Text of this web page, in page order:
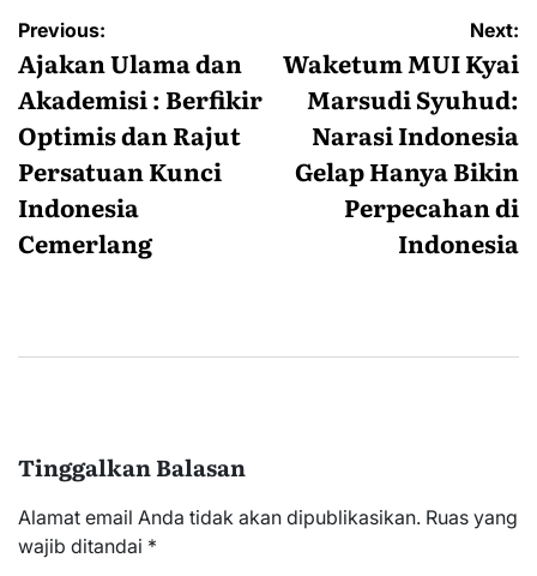
Navigasi
pos
Previous:
Ajakan Ulama dan
Akademisi : Berfikir
Optimis dan Rajut
Persatuan Kunci
Indonesia
Cemerlang
Next:
Waketum MUI Kyai
Marsudi Syuhud:
Narasi Indonesia
Gelap Hanya Bikin
Perpecahan di
Indonesia
Tinggalkan Balasan
Alamat email Anda tidak akan dipublikasikan. Ruas yang
wajib ditandai *